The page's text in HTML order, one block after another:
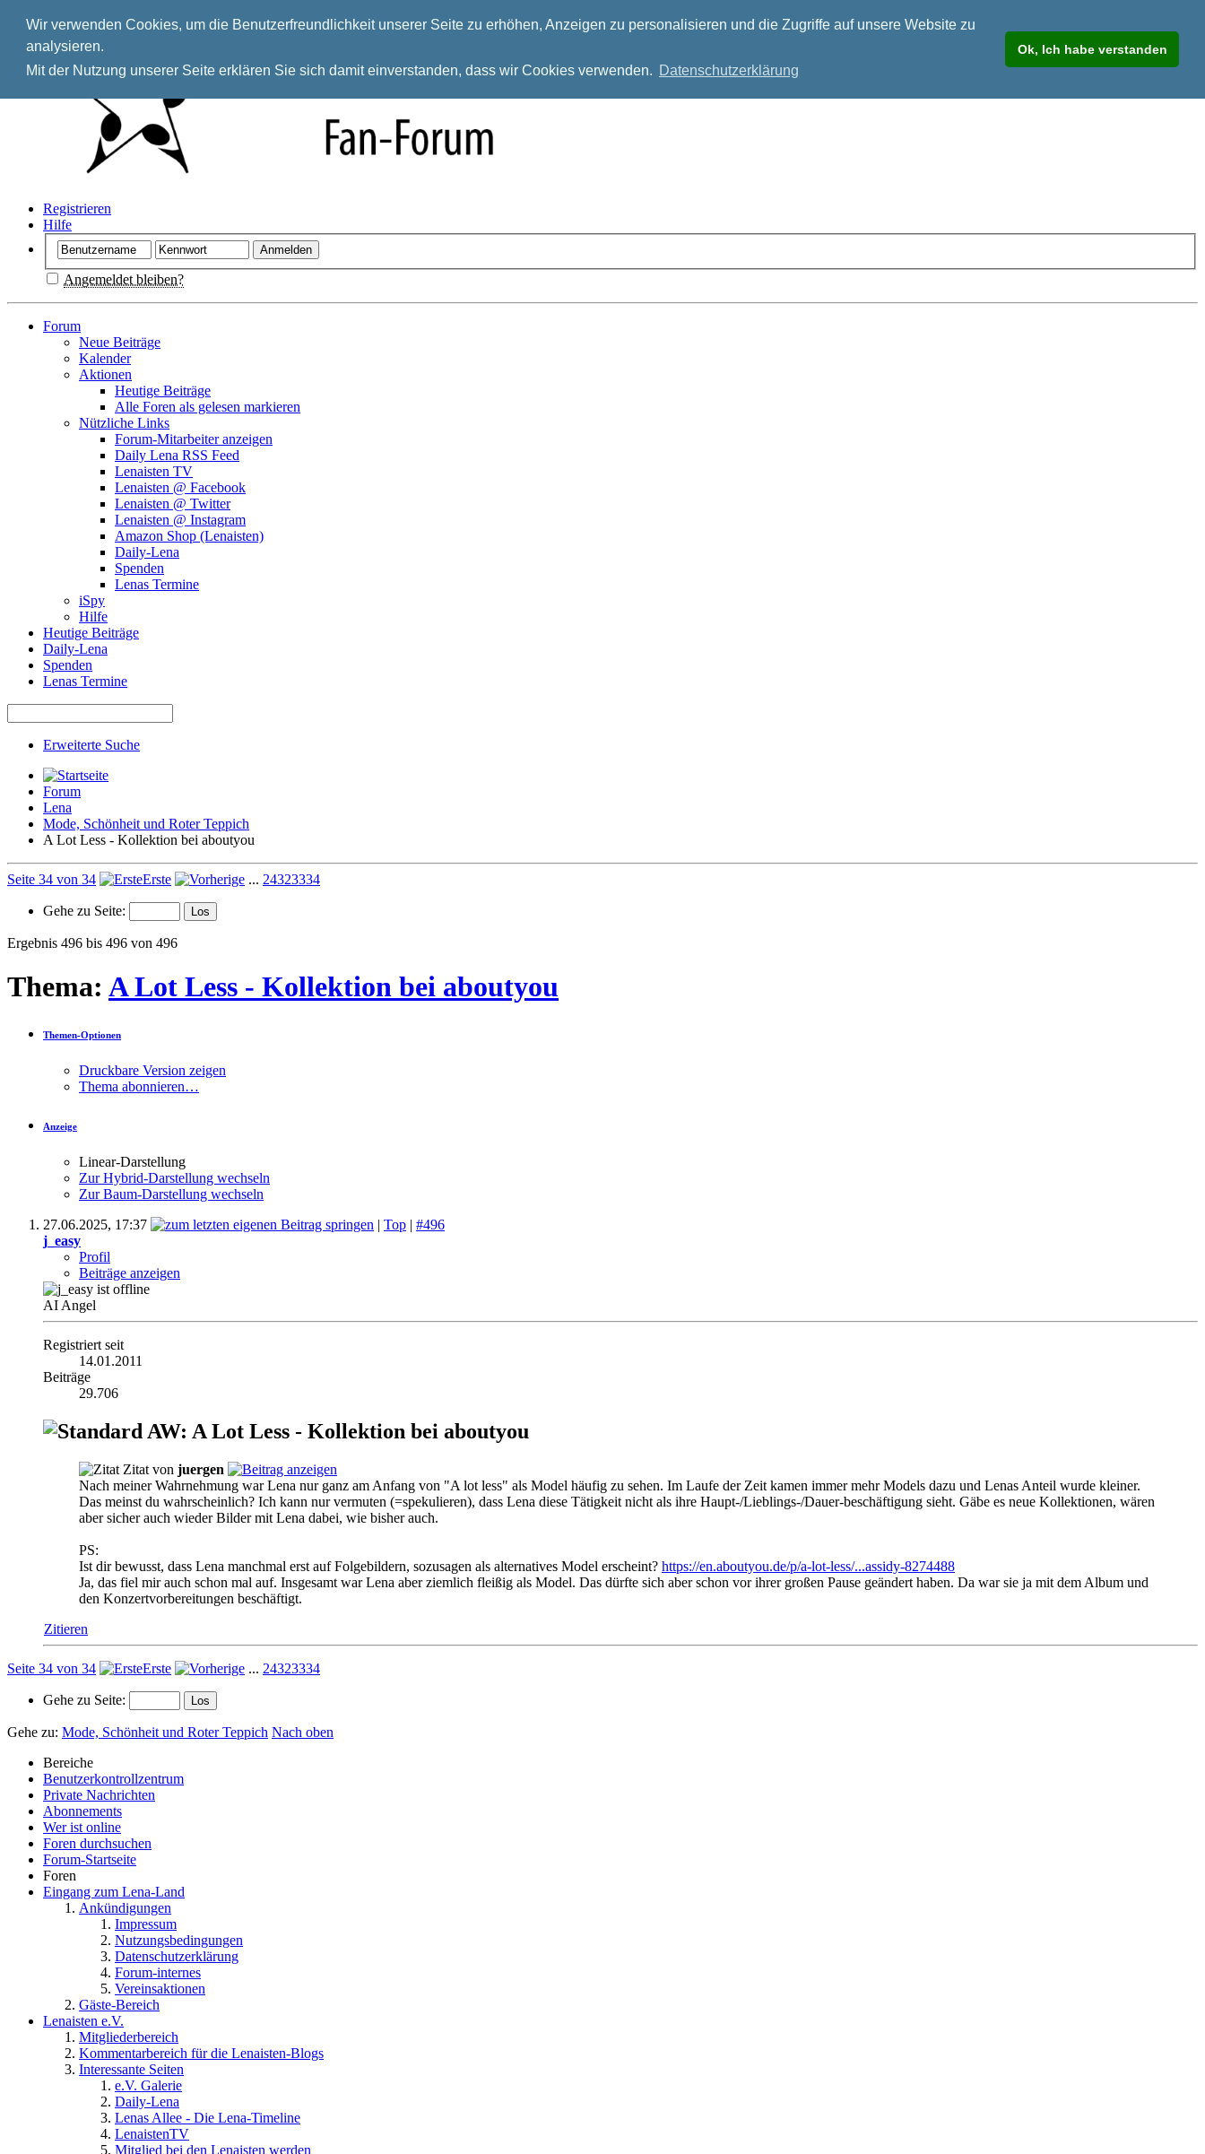
Wir verwenden Cookies, um die Benutzerfreundlichkeit unserer Seite zu erhöhen, Anzeigen zu personalisieren und die Zugriffe auf unsere Website zu
analysieren.
Mit der Nutzung unserer Seite erklären Sie sich damit einverstanden, dass wir Cookies verwenden. Datenschutzerklärung
Ok, Ich habe verstanden
Registrieren
Hilfe
Angemeldet bleiben?
Forum
Neue Beiträge
Kalender
Aktionen
Heutige Beiträge
Alle Foren als gelesen markieren
Nützliche Links
Forum-Mitarbeiter anzeigen
Daily Lena RSS Feed
Lenaisten TV
Lenaisten @ Facebook
Lenaisten @ Twitter
Lenaisten @ Instagram
Amazon Shop (Lenaisten)
Daily-Lena
Spenden
Lenas Termine
iSpy
Hilfe
Heutige Beiträge
Daily-Lena
Spenden
Lenas Termine
Erweiterte Suche
Forum
Lena
Mode, Schönheit und Roter Teppich
A Lot Less - Kollektion bei aboutyou
Seite 34 von 34 Erste ... 24323334
Gehe zu Seite:
Ergebnis 496 bis 496 von 496
Thema: A Lot Less - Kollektion bei aboutyou
Themen-Optionen
Druckbare Version zeigen
Thema abonnieren…
Anzeige
Linear-Darstellung
Zur Hybrid-Darstellung wechseln
Zur Baum-Darstellung wechseln
27.06.2025, 17:37 | Top | #496
j_easy
Profil
Beiträge anzeigen
AI Angel
Registriert seit
14.01.2011
Beiträge
29.706
AW: A Lot Less - Kollektion bei aboutyou
Zitat von juergen
Nach meiner Wahrnehmung war Lena nur ganz am Anfang von "A lot less" als Model häufig zu sehen. Im Laufe der Zeit kamen immer mehr Models dazu und Lenas Anteil wurde kleiner.
Das meinst du wahrscheinlich? Ich kann nur vermuten (=spekulieren), dass Lena diese Tätigkeit nicht als ihre Haupt-/Lieblings-/Dauer-beschäftigung sieht. Gäbe es neue Kollektionen, wären
aber sicher auch wieder Bilder mit Lena dabei, wie bisher auch.
PS:
Ist dir bewusst, dass Lena manchmal erst auf Folgebildern, sozusagen als alternatives Model erscheint? https://en.aboutyou.de/p/a-lot-less/...assidy-8274488
Ja, das fiel mir auch schon mal auf. Insgesamt war Lena aber ziemlich fleißig als Model. Das dürfte sich aber schon vor ihrer großen Pause geändert haben. Da war sie ja mit dem Album und
den Konzertvorbereitungen beschäftigt.
Zitieren
Seite 34 von 34 Erste ... 24323334
Gehe zu Seite:
Gehe zu: Mode, Schönheit und Roter Teppich Nach oben
Bereiche
Benutzerkontrollzentrum
Private Nachrichten
Abonnements
Wer ist online
Foren durchsuchen
Forum-Startseite
Foren
Eingang zum Lena-Land
Ankündigungen
Impressum
Nutzungsbedingungen
Datenschutzerklärung
Forum-internes
Vereinsaktionen
Gäste-Bereich
Lenaisten e.V.
Mitgliederbereich
Kommentarbereich für die Lenaisten-Blogs
Interessante Seiten
e.V. Galerie
Daily-Lena
Lenas Allee - Die Lena-Timeline
LenaistenTV
Mitglied bei den Lenaisten werden